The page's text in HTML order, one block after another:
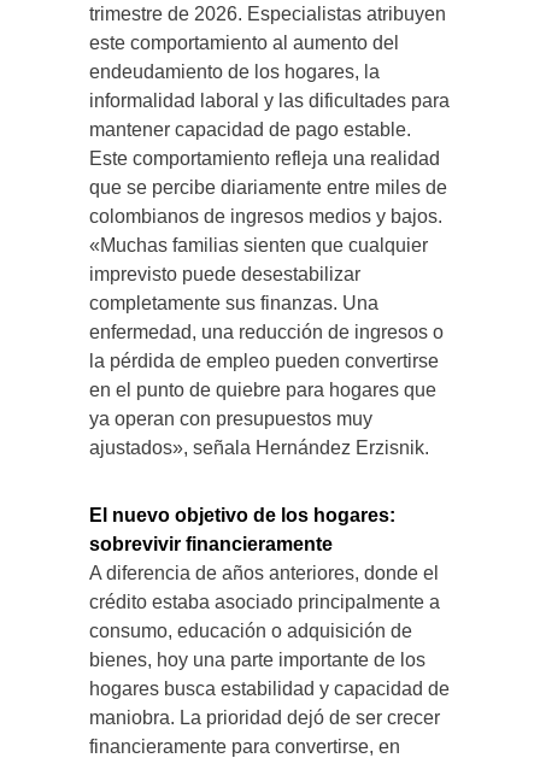
trimestre de 2026. Especialistas atribuyen
este comportamiento al aumento del
endeudamiento de los hogares, la
informalidad laboral y las dificultades para
mantener capacidad de pago estable.
Este comportamiento refleja una realidad
que se percibe diariamente entre miles de
colombianos de ingresos medios y bajos.
«Muchas familias sienten que cualquier
imprevisto puede desestabilizar
completamente sus finanzas. Una
enfermedad, una reducción de ingresos o
la pérdida de empleo pueden convertirse
en el punto de quiebre para hogares que
ya operan con presupuestos muy
ajustados», señala Hernández Erzisnik.
El nuevo objetivo de los hogares:
sobrevivir financieramente
A diferencia de años anteriores, donde el
crédito estaba asociado principalmente a
consumo, educación o adquisición de
bienes, hoy una parte importante de los
hogares busca estabilidad y capacidad de
maniobra. La prioridad dejó de ser crecer
financieramente para convertirse, en